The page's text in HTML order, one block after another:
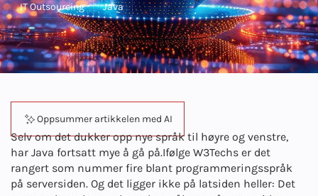
IT Outsourcing Java
Oppsummer artikkelen med AI
Selv om det dukker opp nye språk til høyre og venstre,
har Java fortsatt mye å gå på.Ifølge W3Techs er det
rangert som nummer fire blant programmeringsspråk
på serversiden. Og det ligger ikke på latsiden heller: Det